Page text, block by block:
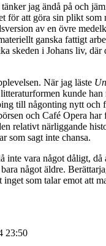
jag ändå på och
för att göra sin plikt
av en övre
ganska fattigt
skeden i Johans liv,
När jag läste
kunde
till någonting nytt och
och Café Opera
relativt närliggande
som sagt inte chansa.
inte vara något dåligt,
något äldre.
inget som talar emot att
23:50